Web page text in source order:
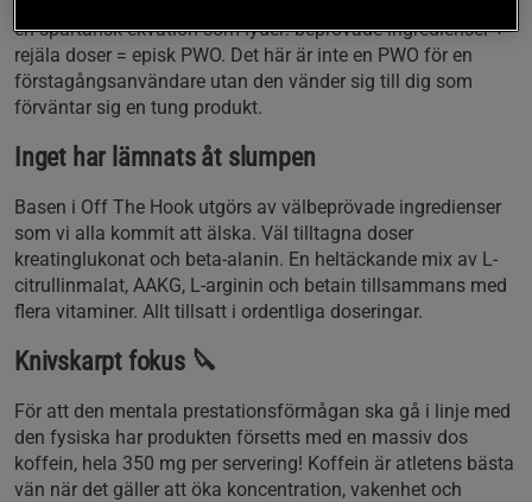
en spartansk ekvation som lyder: beprövade ingredienser +
rejäla doser = episk PWO. Det här är inte en PWO för en
förstagångsanvändare utan den vänder sig till dig som
förväntar sig en tung produkt.
Inget har lämnats åt slumpen
Basen i Off The Hook utgörs av välbeprövade ingredienser
som vi alla kommit att älska. Väl tilltagna doser
kreatinglukonat och beta-alanin. En heltäckande mix av L-
citrullinmalat, AAKG, L-arginin och betain tillsammans med
flera vitaminer. Allt tillsatt i ordentliga doseringar.
Knivskarpt fokus 🔪
För att den mentala prestationsförmågan ska gå i linje med
den fysiska har produkten försetts med en massiv dos
koffein, hela 350 mg per servering! Koffein är atletens bästa
vän när det gäller att öka koncentration, vakenhet och